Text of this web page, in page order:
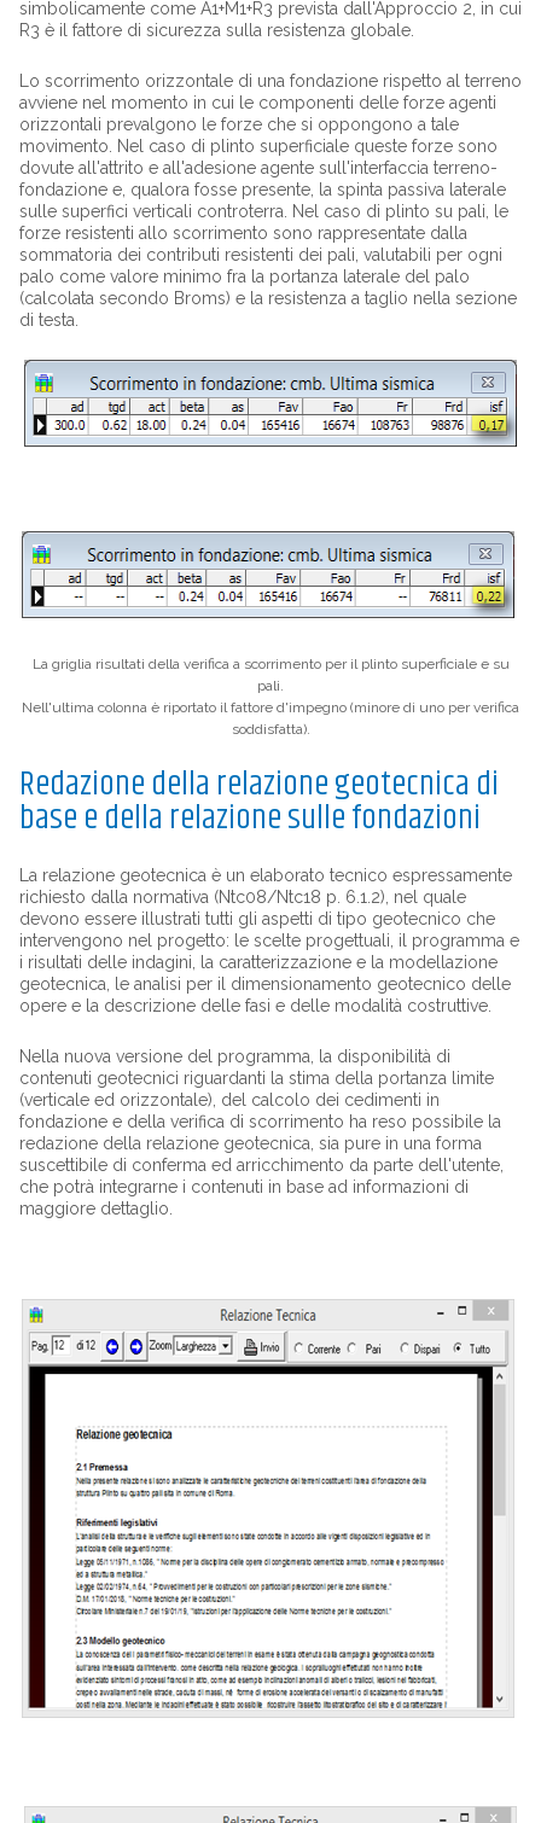
simbolicamente come A1+M1+R3 prevista dall'Approccio 2, in cui
R3 è il fattore di sicurezza sulla resistenza globale.
Lo scorrimento orizzontale di una fondazione rispetto al terreno
avviene nel momento in cui le componenti delle forze agenti
orizzontali prevalgono le forze che si oppongono a tale
movimento. Nel caso di plinto superficiale queste forze sono
dovute all'attrito e all'adesione agente sull'interfaccia terreno-
fondazione e, qualora fosse presente, la spinta passiva laterale
sulle superfici verticali controterra. Nel caso di plinto su pali, le
forze resistenti allo scorrimento sono rappresentate dalla
sommatoria dei contributi resistenti dei pali, valutabili per ogni
palo come valore minimo fra la portanza laterale del palo
(calcolata secondo Broms) e la resistenza a taglio nella sezione
di testa.
La griglia risultati della verifica a scorrimento per il plinto superficiale e su
pali.
Nell'ultima colonna è riportato il fattore d'impegno (minore di uno per verifica
soddisfatta).
Redazione della relazione geotecnica di
base e della relazione sulle fondazioni
La relazione geotecnica è un elaborato tecnico espressamente
richiesto dalla normativa (Ntc08/Ntc18 p. 6.1.2), nel quale
devono essere illustrati tutti gli aspetti di tipo geotecnico che
intervengono nel progetto: le scelte progettuali, il programma e
i risultati delle indagini, la caratterizzazione e la modellazione
geotecnica, le analisi per il dimensionamento geotecnico delle
opere e la descrizione delle fasi e delle modalità costruttive.
Nella nuova versione del programma, la disponibilità di
contenuti geotecnici riguardanti la stima della portanza limite
(verticale ed orizzontale), del calcolo dei cedimenti in
fondazione e della verifica di scorrimento ha reso possibile la
redazione della relazione geotecnica, sia pure in una forma
suscettibile di conferma ed arricchimento da parte dell'utente,
che potrà integrarne i contenuti in base ad informazioni di
maggiore dettaglio.